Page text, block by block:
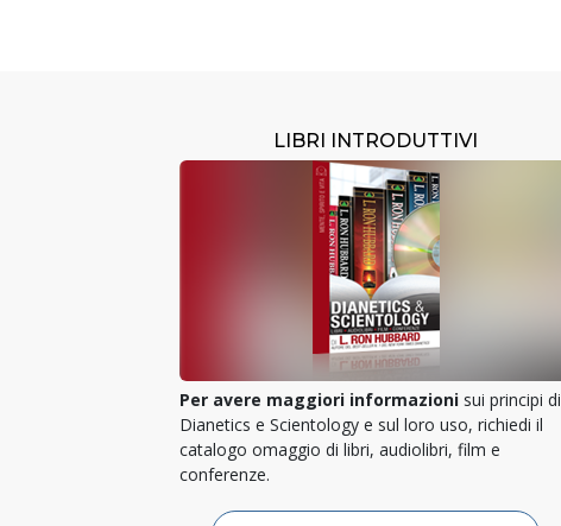
LIBRI INTRODUTTIVI
Per avere maggiori informazionisui principi di
Dianetics e Scientology e sul loro uso, richiedi il
catalogo omaggio di libri, audiolibri, film e
conferenze.